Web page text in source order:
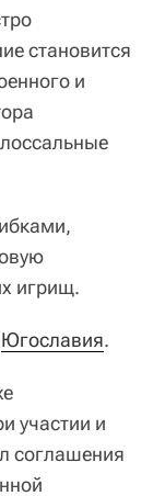
становится
и
игрищ.
Югославия.
участии и
соглашения